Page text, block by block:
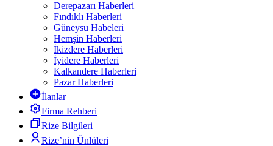
Derepazarı Haberleri
Fındıklı Haberleri
Güneysu Habeleri
Hemşin Haberleri
İkizdere Haberleri
İyidere Haberleri
Kalkandere Haberleri
Pazar Haberleri
İlanlar
Firma Rehberi
Rize Bilgileri
Rize’nin Ünlüleri